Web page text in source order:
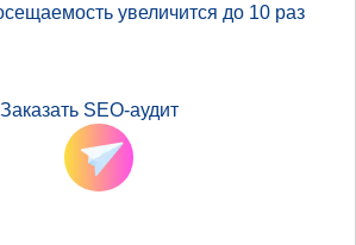
увеличится до 10 раз
Заказать SEO-аудит